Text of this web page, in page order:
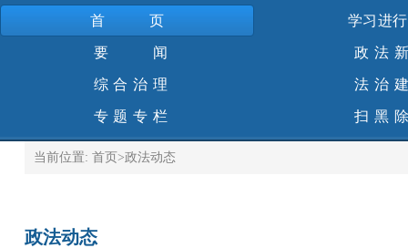
首页 学习进
要 闻 政法
综合治理 法治
专题专栏 扫黑
当前位置: 首页 >政法动态
政法动态